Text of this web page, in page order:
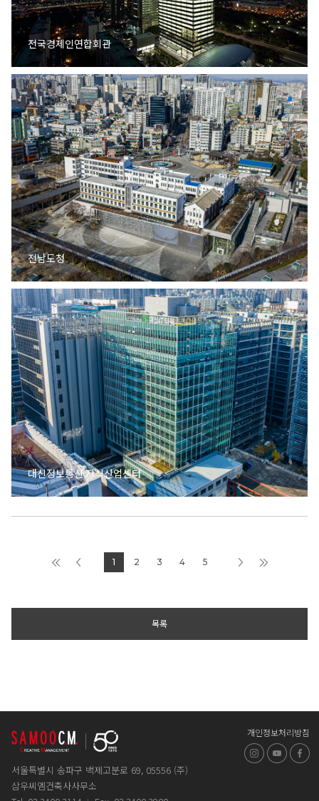
전국경제인연합회관
전남도청
대신정보통신 지식산업센터
1 2 3 4 5
목록
서울특별시 송파구 백제고분로 69, 05556 (주)
삼우씨엠건축사사무소
개인정보처리방침
인스타그램
유튜브페